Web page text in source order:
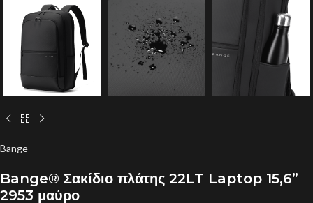
Bange
Bange® Σακίδιο πλάτης 22LT Laptop 15,6”
2953 μαύρο